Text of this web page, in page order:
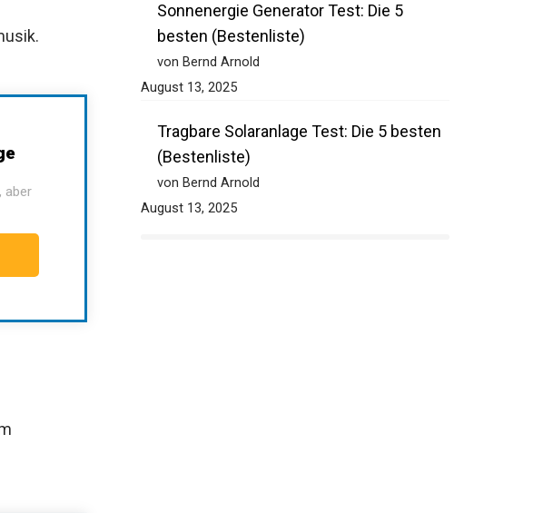
aber
Sonnenergie Generator Test: Die 5
besten (Bestenliste)
von Bernd Arnold
August 13, 2025
Tragbare Solaranlage Test: Die 5 besten
(Bestenliste)
von Bernd Arnold
August 13, 2025